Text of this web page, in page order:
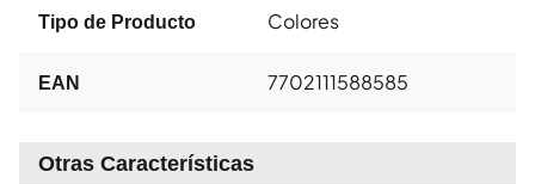
Tipo de Producto Colores
EAN 7702111588585
Otras Características